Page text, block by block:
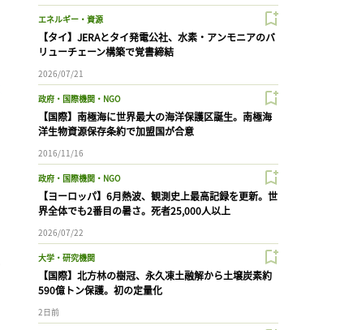
エネルギー・資源
【タイ】JERAとタイ発電公社、水素・アンモニアのバ
リューチェーン構築で覚書締結
2026/07/21
政府・国際機関・NGO
【国際】南極海に世界最大の海洋保護区誕生。南極海
洋生物資源保存条約で加盟国が合意
2016/11/16
政府・国際機関・NGO
【ヨーロッパ】6月熱波、観測史上最高記録を更新。世
界全体でも2番目の暑さ。死者25,000人以上
2026/07/22
大学・研究機関
【国際】北方林の樹冠、永久凍土融解から土壌炭素約
590億トン保護。初の定量化
2日前